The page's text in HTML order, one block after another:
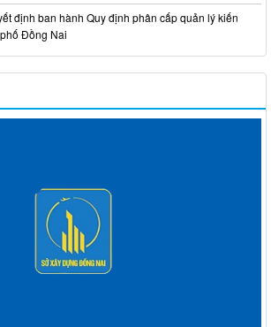
định ban hành Quy định phân cấp quản lý kiến
Đồng Nai